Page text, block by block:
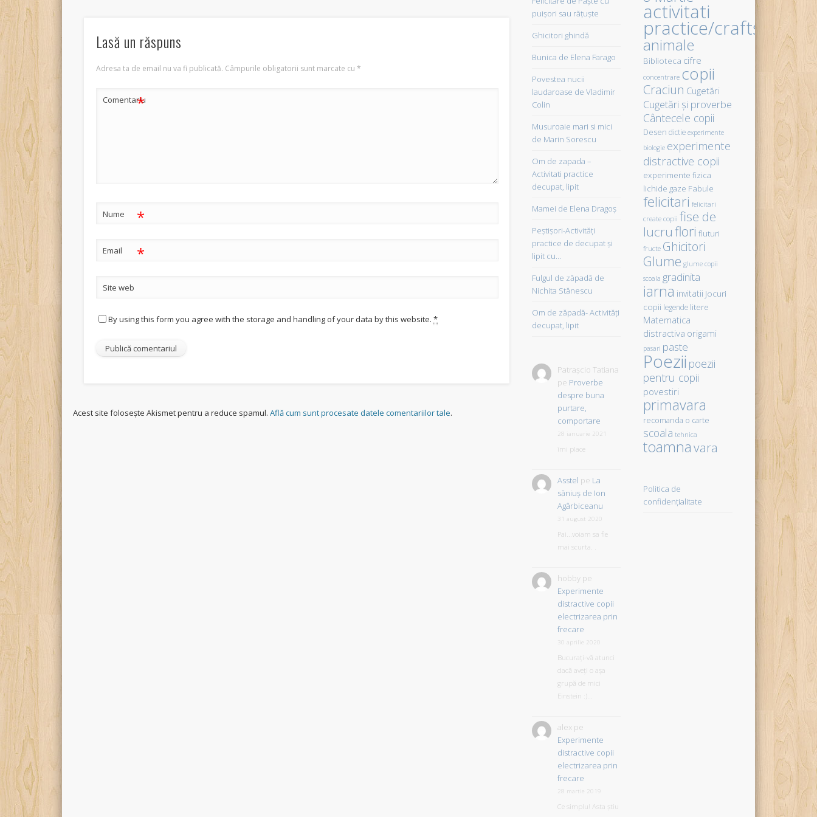
Lasă un răspuns
Adresa ta de email nu va fi publicată. Câmpurile obligatorii sunt marcate cu*
Comentariu
*
Nume *
Email *
Site web
By using this form you agree with the storage and handling of your data by this website.*
Acest site folosește Akismet pentru a reduce spamul.Află cum sunt procesate datele comentariilor tale.
puișori sau rățuște
Ghicitori ghindă
Bunica de Elena Farago
Povestea nucii
laudaroase de Vladimir
Colin
Musuroaie mari si mici
de Marin Sorescu
Om de zapada –
Activitati practice
decupat, lipit
Mamei de Elena Dragoş
Peştişori-Activităţi
practice de decupat şi
lipit cu…
Fulgul de zăpadă de
Nichita Stănescu
Om de zăpadă- Activităţi
decupat, lipit
Patrașcio Tatiana
pe Proverbe
despre buna
purtare,
comportare
28 ianuarie 2021
îmi place
Asstel pe La
săniuş de Ion
Agârbiceanu
31 august 2020
Pai...voiam sa fie
mai scurta. .
hobbype
Experimente
distractive copii
electrizarea prin
frecare
30 aprilie 2020
Bucurați-vă atunci
dacă aveți o așa
grupă de mici
Einstein :)...
alexpe
Experimente
distractive copii
electrizarea prin
frecare
28 martie 2019
Ce simplu! Asta știu
activitati
practice/crafts
animale
Biblioteca cifre
concentrare copii
Craciun Cugetări
Cugetări şi proverbe
Cântecele copii
Desen dictie experimente
biologie experimente
distractive copii
experimente fizica
lichide gaze Fabule
felicitari felicitari
create copii fise de
lucruflori fluturi
fructe Ghicitori
Glume glume copii
scoala gradinita
iarna invitatii Jocuri
copii legende litere
Matematica
distractiva origami
pasari paste
Poezii poezii
pentru copii
povestiri
primavara
recomanda o carte
scoala tehnica
toamnavara
Politica de
confidențialitate